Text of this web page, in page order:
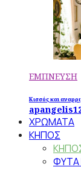
ΕΜΠΝΕΥΣΗ
Κισσός και
ΧΡΩΜΑΤΑ
ΚΗΠΟΣ
ΦΥΤΑ